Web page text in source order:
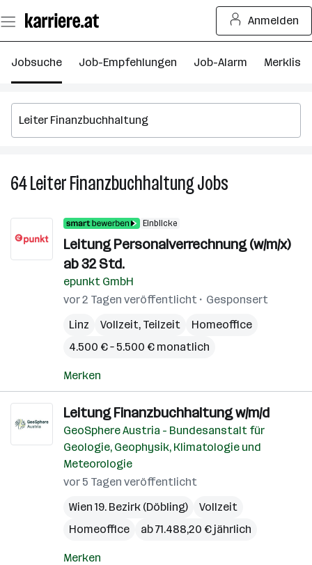
Seiteninhalt
springen
Anmelden
Jobsuche Job-Empfehlungen Job-Alarm Merkliste
64Leiter FinanzbuchhaltungJobs
Einblicke
Leitung Personalverrechnung (w/m/x)
ab 32 Std.
epunkt GmbH
vor 2 Tagen veröffentlicht
Gesponsert
Linz
Vollzeit, Teilzeit
Homeoffice
4.500 € – 5.500 € monatlich
Merken
Leitung Finanzbuchhaltung w/m/d
GeoSphere Austria - Bundesanstalt für
Geologie, Geophysik, Klimatologie und
Meteorologie
vor 5 Tagen veröffentlicht
Wien 19. Bezirk (Döbling)
Vollzeit
Homeoffice
ab 71.488,20 € jährlich
Merken